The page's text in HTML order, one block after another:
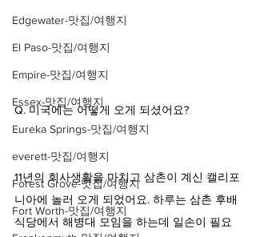
Edgewater-맛집/여행지
El Paso-맛집/여행지
Empire-맛집/여행지
Essex-맛집/여행지
Eureka Springs-맛집/여행지
everett-맛집/여행지
Forest Grove-맛집/여행지
Fort Worth-맛집/여행지
Q. 미국에는 어떻게 오게 되셨어요?
11년의 회사생활을 마치고 삼촌이 계신 캘리포
니아에 놀러 오게 되었어요. 하루는 삼촌 후배
식당에서 해병대 모임을 하는데 일손이 필요